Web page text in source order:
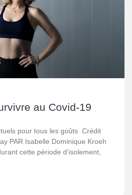
au Covid-19
pour tous les goûts Crédit
PAR Isabelle Dominique Kroeh
cette période d’isolement,